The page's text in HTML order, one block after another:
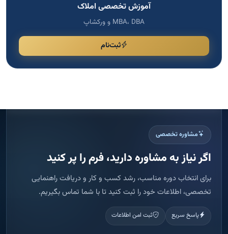
آموزش تخصصی املاک
MBA، DBA و ورکشاپ
ثبت‌نام
مشاوره تخصصی
اگر نیاز به مشاوره دارید، فرم را پر کنید
برای انتخاب دوره مناسب، رشد کسب و کار و دریافت راهنمایی
تخصصی، اطلاعات خود را ثبت کنید تا با شما تماس بگیریم.
پاسخ سریع ثبت امن اطلاعات